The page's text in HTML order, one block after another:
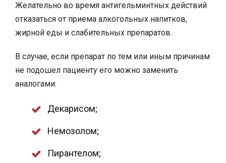
Желательно во время антигельминтных действий
отказаться от приема алкогольных напитков,
жирной еды и слабительных препаратов.
В случае, если препарат по тем или иным причинам
не подошел пациенту его можно заменить
аналогами:
Декарисом;
Немозолом;
Пирантелом;